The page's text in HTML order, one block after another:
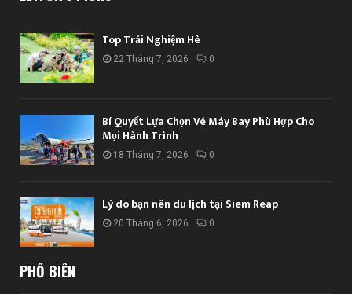
Top Trải Nghiệm Hè
22 Tháng 7, 2026 0
Bí Quyết Lựa Chọn Vé Máy Bay Phù Hợp Cho
Mọi Hành Trình
18 Tháng 7, 2026 0
Lý do bạn nên du lịch tại Siem Reap
20 Tháng 6, 2026 0
PHỔ BIẾN